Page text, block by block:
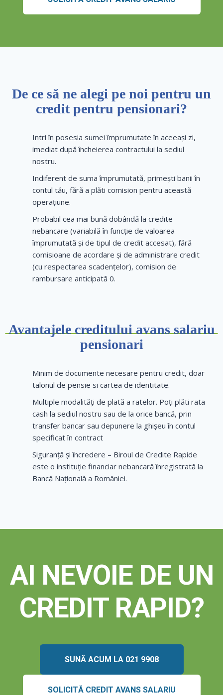
De ce să ne alegi pe noi pentru un
credit pentru pensionari?
Intri în posesia sumei împrumutate în aceeași zi,
imediat după încheierea contractului la sediul
nostru.
Indiferent de suma împrumutată, primești banii în
contul tău, fără a plăti comision pentru această
operațiune.
Probabil cea mai bună dobândă la credite
nebancare (variabilă în funcție de valoarea
împrumutată și de tipul de credit accesat), fără
comisioane de acordare și de administrare credit
(cu respectarea scadențelor), comision de
rambursare anticipată 0.
Avantajele creditului avans salariu
pensionari
Minim de documente necesare pentru credit, doar
talonul de pensie si cartea de identitate.
Multiple modalități de plată a ratelor. Poți plăti rata
cash la sediul nostru sau de la orice bancă, prin
transfer bancar sau depunere la ghișeu în contul
specificat în contract
Siguranță și încredere – Biroul de Credite Rapide
este o instituție financiar nebancară înregistrată la
Bancă Națională a României.
AI NEVOIE DE UN
CREDIT RAPID?
SUNĂ ACUM LA 021 9908
SOLICITĂ CREDIT AVANS SALARIU